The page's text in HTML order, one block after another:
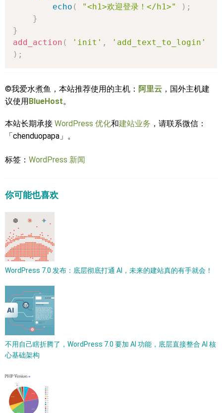
echo ( "<h1>欢迎登录！</h1>" ) ;
}
}
add_action ( 'init' ,
'add_text_to_login'
) ;
©我爱水煮鱼，本站推荐使用的主机： 阿里云 ，国外主机建
议使用BlueHost。
本站长期承接 WordPress 优化和建站业务 ，请联系微信：
「chenduopapa」。
标签： WordPress 新闻
你可能也喜欢
WordPress 7.0 发布：底层彻底打通 AI，未来的建站真的有手就会！
不用自己瞎折腾了，WordPress 7.0 要加 AI 功能，底层直接整合 AI 核
心基础架构